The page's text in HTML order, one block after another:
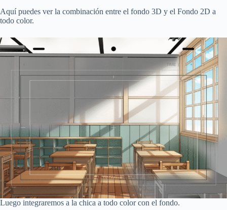
Aquí puedes ver la combinación entre el fondo 3D y el Fondo 2D a
todo color.
Luego integraremos a la chica a todo color con el fondo.